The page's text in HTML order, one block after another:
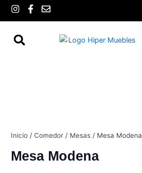
I
t
a
F
a
E
Inicio /Comedor / Mesas / Mesa Modena
Mesa Modena